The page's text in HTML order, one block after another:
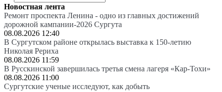
Новостная лента
Ремонт проспекта Ленина - одно из главных достижений
дорожной кампании-2026 Сургута
08.08.2026 12:40
В Сургутском районе открылась выставка к 150-летию
Николая Рериха
08.08.2026 11:59
В Русскинской завершилась третья смена лагеря «Кар-Тохи»
08.08.2026 11:00
Сургутские ученые исследуют, как добыть